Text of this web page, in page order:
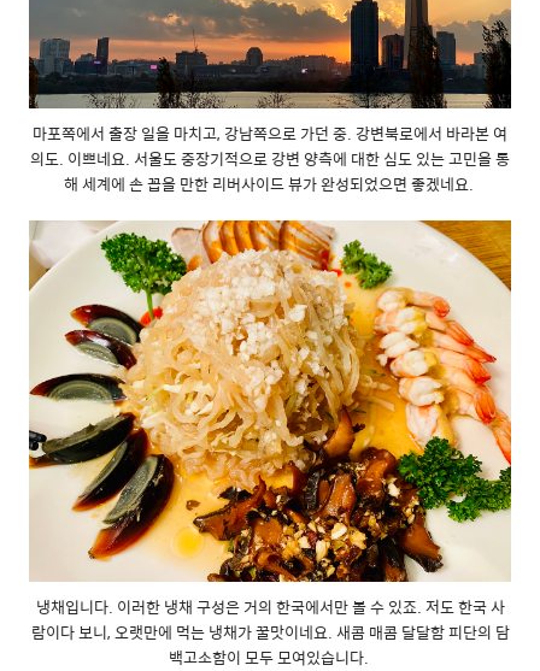
마포쪽에서 출장 일을 마치고, 강남쪽으로 가던 중. 강변북로에서 바라본 여
의도. 이쁘네요. 서울도 중장기적으로 강변 양측에 대한 심도 있는 고민을 통
해 세계에 손 꼽을 만한 리버사이드 뷰가 완성되었으면 좋겠네요.
냉채입니다. 이러한 냉채 구성은 거의 한국에서만 볼 수 있죠. 저도 한국 사
람이다 보니, 오랫만에 먹는 냉채가 꿀맛이네요. 새콤 매콤 달달함 피단의 담
백고소함이 모두 모여있습니다.